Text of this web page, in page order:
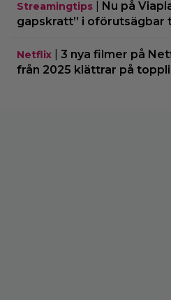
Streamingtips
Nu på
gapskratt” i oförutsägbar
Netflix
3 nya filmer på
från 2025 klättrar på